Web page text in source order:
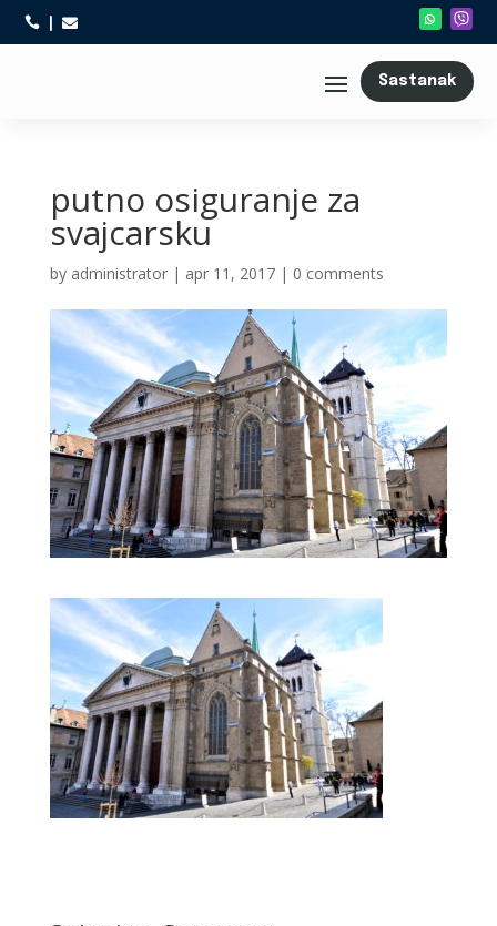
 
Sastanak
putno osiguranje za
svajcarsku
by administrator| apr 11, 2017| 0 comments